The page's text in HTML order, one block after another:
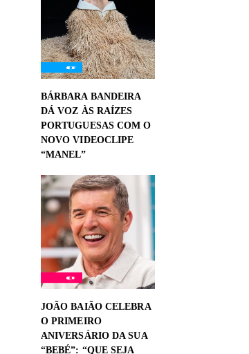
BÁRBARA BANDEIRA
DÁ VOZ ÀS RAÍZES
PORTUGUESAS COM O
NOVO VIDEOCLIPE
“MANEL”
JOÃO BAIÃO CELEBRA
O PRIMEIRO
ANIVERSÁRIO DA SUA
“BEBÉ”: “QUE SEJA